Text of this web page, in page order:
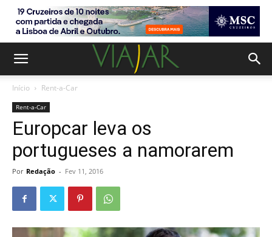
Início Rent-a-Car
Rent-a-Car
Europcar leva os
portugueses a namorarem
Por Redação - Fev 11, 2016